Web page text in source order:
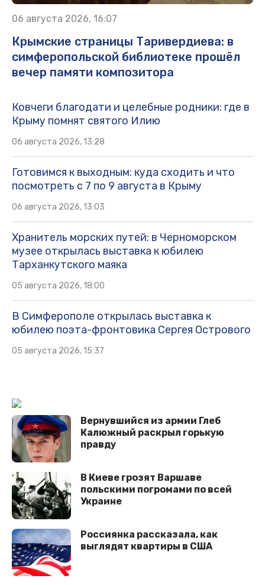
06 августа 2026, 16:07
Крымские страницы Таривердиева: в
симферопольской библиотеке прошёл
вечер памяти композитора
Ковчеги благодати и целебные родники: где в
Крыму помнят святого Илию
06 августа 2026, 13:28
Готовимся к выходным: куда сходить и что
посмотреть с 7 по 9 августа в Крыму
06 августа 2026, 13:03
Хранитель морских путей: в Черноморском
музее открылась выставка к юбилею
Тарханкутского маяка
05 августа 2026, 18:00
В Симферополе открылась выставка к
юбилею поэта-фронтовика Сергея Острового
05 августа 2026, 15:37
Вернувшийся из армии Глеб
Калюжный раскрыл горькую
правду
В Киеве грозят Варшаве
польскими погромами по всей
Украине
Россиянка рассказала, как
выглядят квартиры в США